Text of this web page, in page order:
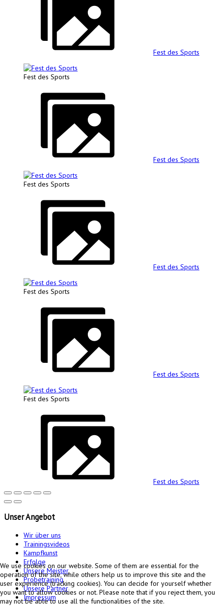
Fest des Sports
Fest des Sports
Fest des Sports
Fest des Sports
Fest des Sports
Fest des Sports
Fest des Sports
Fest des Sports
Fest des Sports
UnserAngebot
Wir über uns
Trainingsvideos
Kampfkunst
Erfolge
Unsere Meister
Probetraining
Unsere Partner
Impressum
We use cookies on our website. Some of them are essential for the
operation of the site, while others help us to improve this site and the
user experience (tracking cookies). You can decide for yourself whether
you want to allow cookies or not. Please note that if you reject them, you
may not be able to use all the functionalities of the site.